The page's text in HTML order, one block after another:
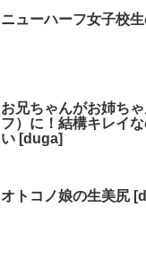
ニューハーフ女子校
お兄ちゃんがお姉ち
フ）に！結構キレイ
い [duga]
オトコノ娘の生美尻